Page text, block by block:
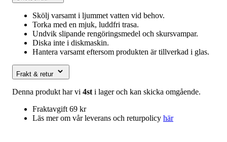
Skölj varsamt i ljummet vatten vid behov.
Torka med en mjuk, luddfri trasa.
Undvik slipande rengöringsmedel och skursvampar.
Diska inte i diskmaskin.
Hantera varsamt eftersom produkten är tillverkad i glas.
Frakt & retur
Denna produkt har vi 4st i lager och kan skicka omgående.
Fraktavgift 69 kr
Läs mer om vår leverans och returpolicy här